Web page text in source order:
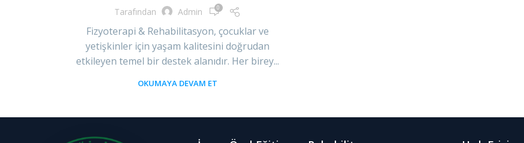
Tarafından Admin 0
Fizyoterapi & Rehabilitasyon, çocuklar ve
yetişkinler için yaşam kalitesini doğrudan
etkileyen temel bir destek alanıdır. Her birey...
OKUMAYA DEVAM ET